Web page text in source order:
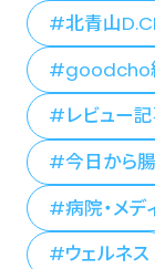
北青山
goodcho
レビュー記
今日から
病院・メデ
ウェルネス